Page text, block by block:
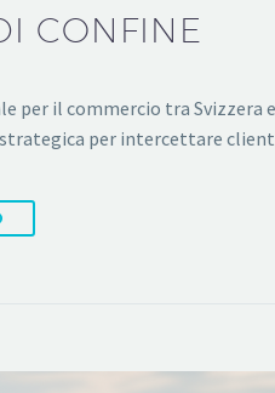
CONFINE
per il commercio tra
strategica per intercettare